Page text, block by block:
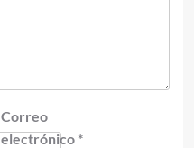
Correo
electrónico *